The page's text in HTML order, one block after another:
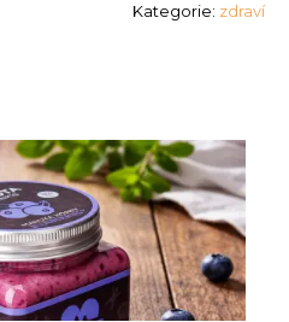
Kategorie: zdraví